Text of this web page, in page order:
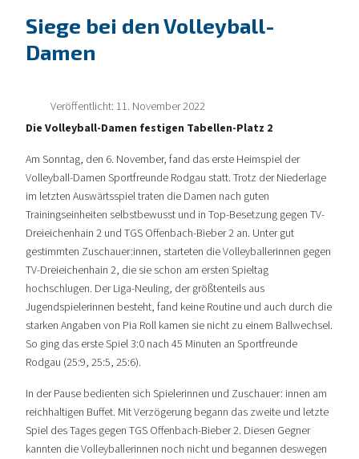
Siege bei den Volleyball-
Damen
Veröffentlicht: 11. November 2022
Die Volleyball-Damen festigen Tabellen-Platz 2
Am Sonntag, den 6. November, fand das erste Heimspiel der
Volleyball-Damen Sportfreunde Rodgau statt. Trotz der Niederlage
im letzten Auswärtsspiel traten die Damen nach guten
Trainingseinheiten selbstbewusst und in Top-Besetzung gegen TV-
Dreieichenhain 2 und TGS Offenbach-Bieber 2 an. Unter gut
gestimmten Zuschauer:innen, starteten die Volleyballerinnen gegen
TV-Dreieichenhain 2, die sie schon am ersten Spieltag
hochschlugen. Der Liga-Neuling, der größtenteils aus
Jugendspielerinnen besteht, fand keine Routine und auch durch die
starken Angaben von Pia Roll kamen sie nicht zu einem Ballwechsel.
So ging das erste Spiel 3:0 nach 45 Minuten an Sportfreunde
Rodgau (25:9, 25:5, 25:6).
In der Pause bedienten sich Spielerinnen und Zuschauer: innen am
reichhaltigen Buffet. Mit Verzögerung begann das zweite und letzte
Spiel des Tages gegen TGS Offenbach-Bieber 2. Diesen Gegner
kannten die Volleyballerinnen noch nicht und begannen deswegen